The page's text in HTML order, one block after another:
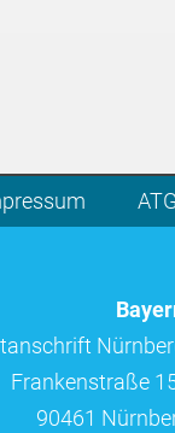
Frankenstraße
90461